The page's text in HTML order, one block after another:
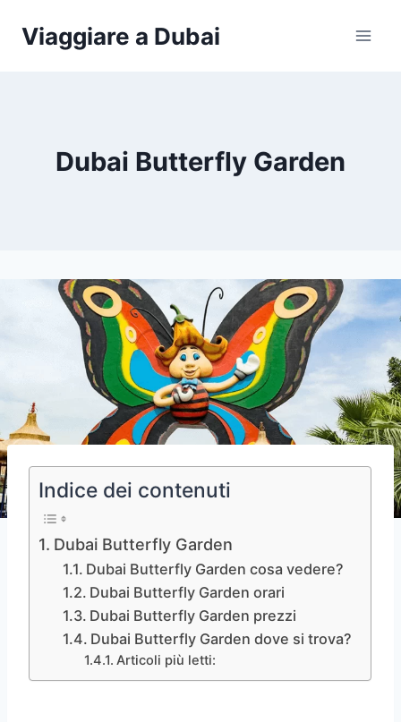
Viaggiare a Dubai
Dubai Butterfly Garden
Indice dei contenuti
Dubai Butterfly Garden
Dubai Butterfly Garden cosa vedere?
Dubai Butterfly Garden orari
Dubai Butterfly Garden prezzi
Dubai Butterfly Garden dove si trova?
Articoli più letti: